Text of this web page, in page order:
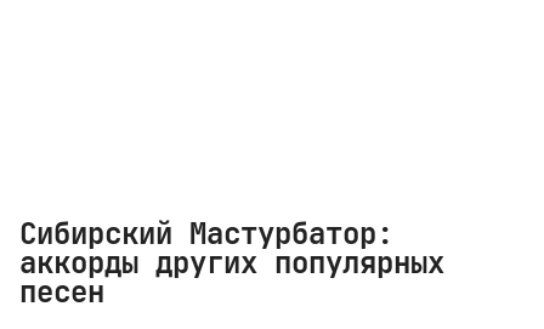
Сибирский Мастурбатор:
аккорды других популярных
песен